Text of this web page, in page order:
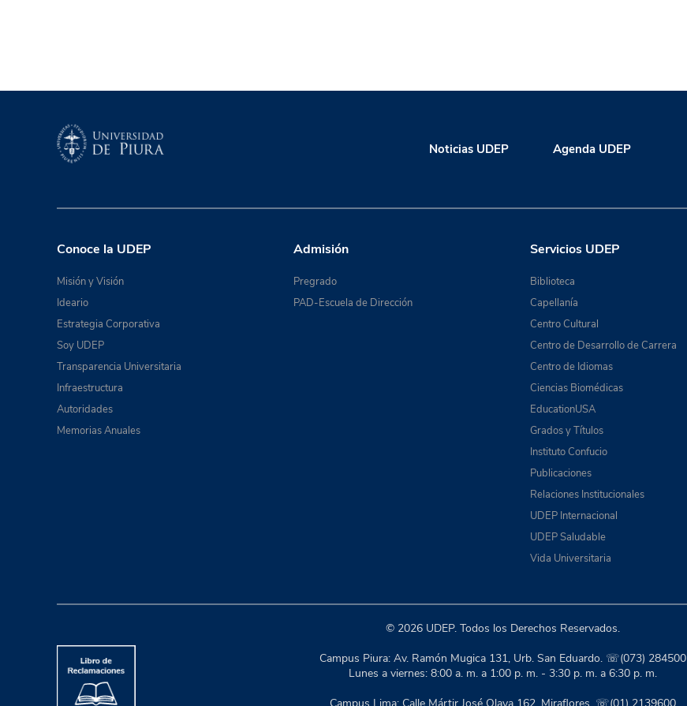
Noticias UDEP Agenda UDEP
Conoce la UDEP
Misión y Visión
Ideario
Estrategia Corporativa
Soy UDEP
Transparencia Universitaria
Infraestructura
Autoridades
Memorias Anuales
Admisión
Pregrado
PAD-Escuela de Dirección
Servicios UDEP
Biblioteca
Capellanía
Centro Cultural
Centro de Desarrollo de Carrera
Centro de Idiomas
Ciencias Biomédicas
EducationUSA
Grados y Títulos
Instituto Confucio
Publicaciones
Relaciones Institucionales
UDEP Internacional
UDEP Saludable
Vida Universitaria
© 2026 UDEP. Todos los Derechos Reservados.
Campus Piura: Av. Ramón Mugica 131, Urb. San Eduardo. ☏(073) 284500
Lunes a viernes: 8:00 a. m. a 1:00 p. m. - 3:30 p. m. a 6:30 p. m.